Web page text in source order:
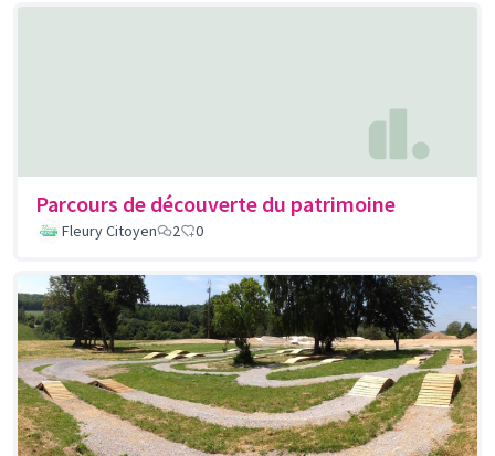
Parcours de découverte du patrimoine
Fleury Citoyen 2 0